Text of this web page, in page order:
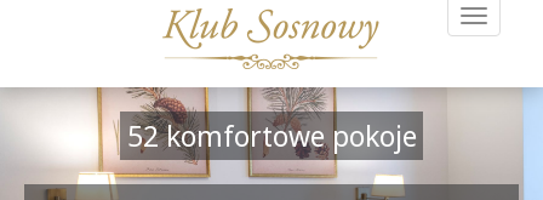
Pokaż
52 komfortowe pokoje